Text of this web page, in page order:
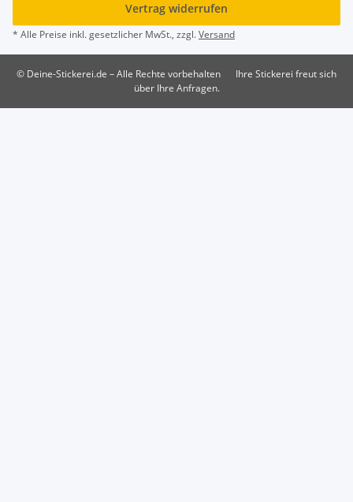
Vertrag widerrufen
* Alle Preise inkl. gesetzlicher MwSt., zzgl.Versand
© Deine-Stickerei.de – Alle Rechte vorbehalten
Ihre Stickerei freut sich
über Ihre Anfragen.